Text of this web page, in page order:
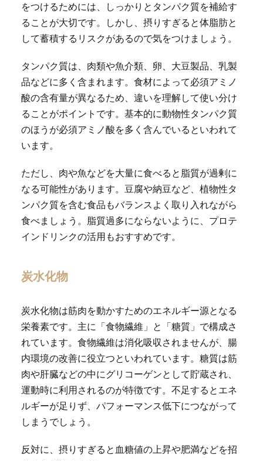
をつけるためには、しっかりとタンパク質を補給す
ることが大切です。しかし、摂りすぎると体脂肪と
して蓄積するリスクがあるので気をつけましょう。
タンパク質は、肉類や魚介類、卵、大豆製品、乳製
品などに多く含まれます。食材によって必須アミノ
酸の含有量が異なるため、違いを理解して使い分け
ることがポイントです。基本的に動物性タンパク質
のほうが必須アミノ酸を多く含んでいるといわれて
います。
ただし、肉や魚などを大量に食べると脂質が過剰に
なる可能性があります。豆腐や納豆など、植物性タ
ンパク質を含む食品もバランスよく取り入れながら
食べましょう。脂質過多にならないように、プロテ
インドリンクの活用もおすすめです。
炭水化物
炭水化物は筋肉を動かすためのエネルギー源となる
栄養素です。主に「食物繊維」と「糖質」で構成さ
れています。食物繊維は消化吸収されませんが、腸
内環境の改善に役立つといわれています。糖質は筋
肉や肝臓などの中にグリコーゲンとして貯蔵され、
運動時に利用されるのが特徴です。不足するとエネ
ルギーが足りず、パフォーマンス低下につながって
しまうでしょう。
反対に、摂りすぎると血糖値の上昇や肥満などを招